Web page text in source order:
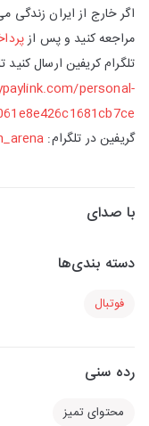
اگر خارج از ایران زندگی
مراجعه کنید و پس از
تلگرام کریفین ارسال
personal-
گریفین در تلگرام:
با صدای
دسته بندی‌ها
فوتبال
رده سنی
محتوای تمیز